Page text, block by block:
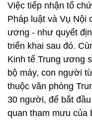
Việc tiếp nhận tổ
Pháp luật và Vụ Nội
ương - như quyết
triển khai sau đó.
Kinh tế Trung ương
bộ máy, con người
thuộc văn phòng
30 người, để bắt
quan tham mưu của